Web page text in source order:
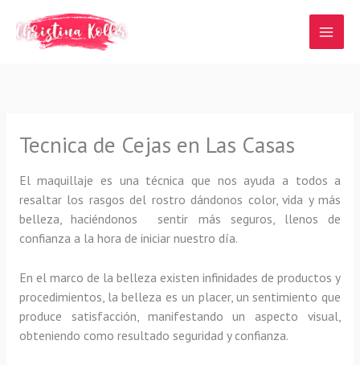
contenido
Tecnica de Cejas en Las Casas
El maquillaje es una técnica que nos ayuda a todos a
resaltar los rasgos del rostro dándonos color, vida y más
belleza, haciéndonos sentir más seguros, llenos de
confianza a la hora de iniciar nuestro día.
En el marco de la belleza existen infinidades de productos y
procedimientos, la belleza es un placer, un sentimiento que
produce satisfacción, manifestando un aspecto visual,
obteniendo como resultado seguridad y confianza.